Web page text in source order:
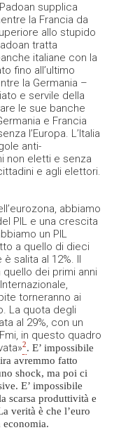
supplica
la Francia da
allo stupido
tratta
italiane con la
fino all’ultimo
la Germania –
e servile della
le sue banche
e Francia
l’Europa. L’Italia
anti-
non eletti e senza
e agli elettori.
abbiamo
PIL e una crescita
un PIL
a quello di dieci
salita al 12%. Il
dei primi anni
torneranno ai
La quota degli
al 29%, con un
in questo quadro
2. E’ impossibile
avremmo fatto
shock, ma poi ci
E’ impossibile
scarsa produttività e
verità è che l’euro
economia.